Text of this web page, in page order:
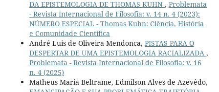
DA EPISTEMOLOGIA DE THOMAS KUHN , Problemata
- Revista Internacional de Filosofia: v. 14 n. 4 (2023):
NÚMERO ESPECIAL - Thomas Kuhn: Ciência, História
e Comunidade Científica
André Luis de Oliveira Mendonca, PISTAS PARA O
DESPERTAR DE UMA EPISTEMOLOGIA RACIALIZADA ,
Problemata - Revista Internacional de Filosofia: v. 16
n. 4 (2025)
Matheus Maria Beltrame, Edmilson Alves de Azevêdo,